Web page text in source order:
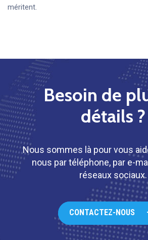
méritent.
Besoin de
détails ?
Nous sommes là pour vous
nous par téléphone, par e-
réseaux sociaux.
CONTACTEZ-NOUS